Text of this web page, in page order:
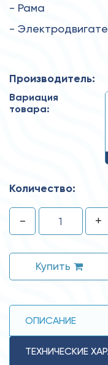
- Рама
-
Производитель:
Вариация
товара:
Количество:
- +
Купить
ОПИСАНИЕ
ТЕХНИЧЕСКИЕ